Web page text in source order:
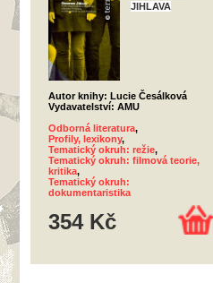
JIHLAVA
Autor knihy: Lucie Česálková
Vydavatelství: AMU
Odborná literatura,
Profily, lexikony,
Tematický okruh: režie,
Tematický okruh: filmová teorie,
kritika,
Tematický okruh:
dokumentaristika
354 Kč